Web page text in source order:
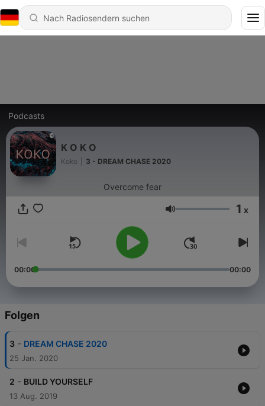
Podcasts
K O K O
Koko 3 - DREAM CHASE 2020
Overcome fear
Lautstärke 1 x
00:00 00:00
Folgen
3 - DREAM CHASE 2020
25 Jan. 2020
2 - BUILD YOURSELF
13 Aug. 2019